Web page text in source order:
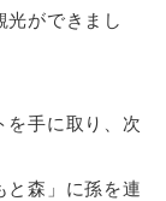
光ができまし
を手に取り、次
と森」に孫を連